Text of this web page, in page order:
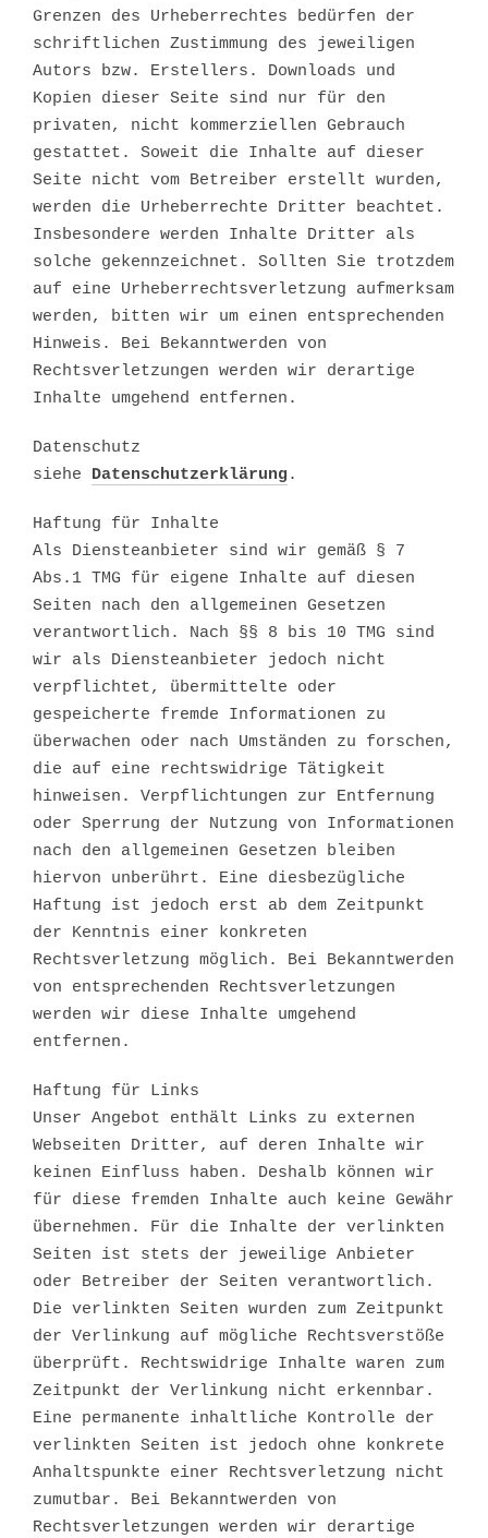
Grenzen des Urheberrechtes bedürfen der
schriftlichen Zustimmung des jeweiligen
Autors bzw. Erstellers. Downloads und
Kopien dieser Seite sind nur für den
privaten, nicht kommerziellen Gebrauch
gestattet. Soweit die Inhalte auf dieser
Seite nicht vom Betreiber erstellt wurden,
werden die Urheberrechte Dritter beachtet.
Insbesondere werden Inhalte Dritter als
solche gekennzeichnet. Sollten Sie trotzdem
auf eine Urheberrechtsverletzung aufmerksam
werden, bitten wir um einen entsprechenden
Hinweis. Bei Bekanntwerden von
Rechtsverletzungen werden wir derartige
Inhalte umgehend entfernen.
Datenschutz
siehe Datenschutzerklärung.
Haftung für Inhalte
Als Diensteanbieter sind wir gemäß § 7
Abs.1 TMG für eigene Inhalte auf diesen
Seiten nach den allgemeinen Gesetzen
verantwortlich. Nach §§ 8 bis 10 TMG sind
wir als Diensteanbieter jedoch nicht
verpflichtet, übermittelte oder
gespeicherte fremde Informationen zu
überwachen oder nach Umständen zu forschen,
die auf eine rechtswidrige Tätigkeit
hinweisen. Verpflichtungen zur Entfernung
oder Sperrung der Nutzung von Informationen
nach den allgemeinen Gesetzen bleiben
hiervon unberührt. Eine diesbezügliche
Haftung ist jedoch erst ab dem Zeitpunkt
der Kenntnis einer konkreten
Rechtsverletzung möglich. Bei Bekanntwerden
von entsprechenden Rechtsverletzungen
werden wir diese Inhalte umgehend
entfernen.
Haftung für Links
Unser Angebot enthält Links zu externen
Webseiten Dritter, auf deren Inhalte wir
keinen Einfluss haben. Deshalb können wir
für diese fremden Inhalte auch keine Gewähr
übernehmen. Für die Inhalte der verlinkten
Seiten ist stets der jeweilige Anbieter
oder Betreiber der Seiten verantwortlich.
Die verlinkten Seiten wurden zum Zeitpunkt
der Verlinkung auf mögliche Rechtsverstöße
überprüft. Rechtswidrige Inhalte waren zum
Zeitpunkt der Verlinkung nicht erkennbar.
Eine permanente inhaltliche Kontrolle der
verlinkten Seiten ist jedoch ohne konkrete
Anhaltspunkte einer Rechtsverletzung nicht
zumutbar. Bei Bekanntwerden von
Rechtsverletzungen werden wir derartige